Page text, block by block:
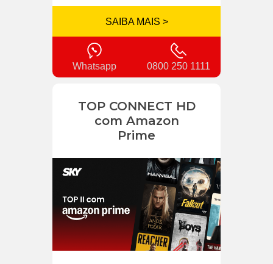
SAIBA MAIS >
Whatsapp 0800 250 1111
TOP CONNECT HD
com Amazon
Prime